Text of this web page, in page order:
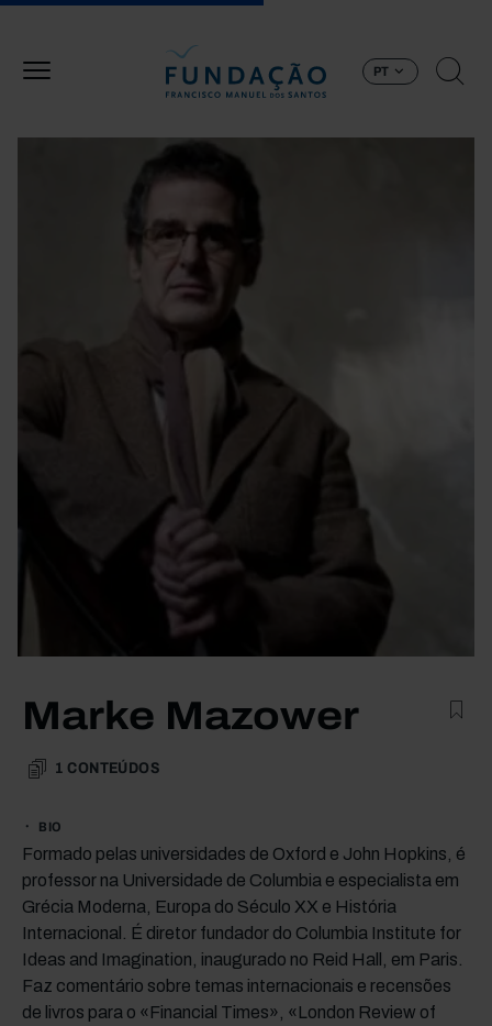
PT
Marke Mazower
1 CONTEÚDOS
BIO
Formado pelas universidades de Oxford e John Hopkins, é
professor na Universidade de Columbia e especialista em
Grécia Moderna, Europa do Século XX e História
Internacional. É diretor fundador do Columbia Institute for
Ideas and Imagination, inaugurado no Reid Hall, em Paris.
Faz comentário sobre temas internacionais e recensões
de livros para o «Financial Times», «London Review of